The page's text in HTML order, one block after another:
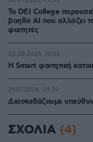
Το DEI College
βοηθό AI που αλλάζει
φοιτητές
Η Smart φοιτητική
03.08.2026, 10:56
Διασκεδάζουμε
29.07.2026, 09:39
ΣΧΟΛΙΑ (4)